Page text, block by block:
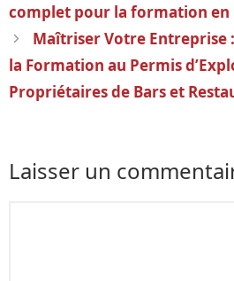
des
articles
complet pour la formation en
Maîtriser Votre Entreprise
la Formation au Permis
Propriétaires de Bars et
Laisser un